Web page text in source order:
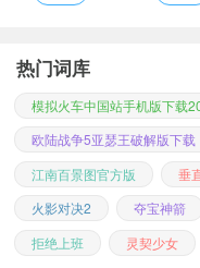
热门词库
模拟火车中国站手机版下载
欧陆战争5亚瑟王破解版下载
江南百景图官方版
垂
火影对决2
夺宝神箭
拒绝上班
灵契少女